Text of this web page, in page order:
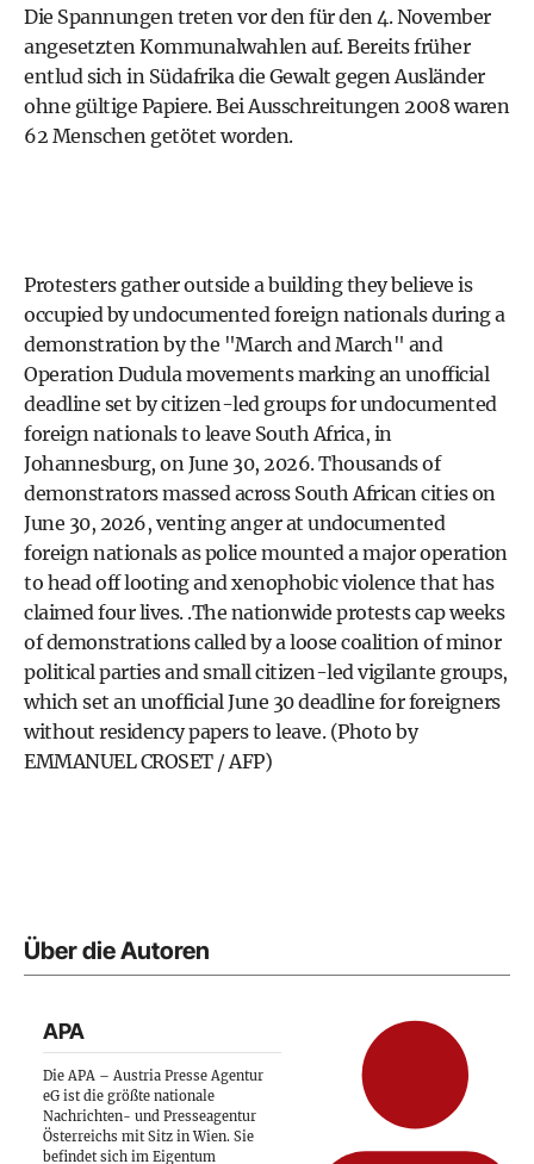
Die Spannungen treten vor den für den 4. November
angesetzten Kommunalwahlen auf. Bereits früher
entlud sich in Südafrika die Gewalt gegen Ausländer
ohne gültige Papiere. Bei Ausschreitungen 2008 waren
62 Menschen getötet worden.
Protesters gather outside a building they believe is
occupied by undocumented foreign nationals during a
demonstration by the "March and March" and
Operation Dudula movements marking an unofficial
deadline set by citizen-led groups for undocumented
foreign nationals to leave South Africa, in
Johannesburg, on June 30, 2026. Thousands of
demonstrators massed across South African cities on
June 30, 2026, venting anger at undocumented
foreign nationals as police mounted a major operation
to head off looting and xenophobic violence that has
claimed four lives. .The nationwide protests cap weeks
of demonstrations called by a loose coalition of minor
political parties and small citizen-led vigilante groups,
which set an unofficial June 30 deadline for foreigners
without residency papers to leave. (Photo by
EMMANUEL CROSET / AFP)
Über die Autoren
APA
Die APA – Austria Presse Agentur
eG ist die größte nationale
Nachrichten- und Presseagentur
Österreichs mit Sitz in Wien. Sie
befindet sich im Eigentum